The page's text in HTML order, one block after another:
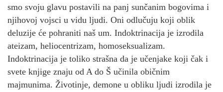
smo svoju glavu postavili na panj sunčanim bogovima i
njihovoj vojsci u vidu ljudi. Oni odlučuju koji oblik
deluzije će pohraniti naš um. Indoktrinacija je izrodila
ateizam, heliocentrizam, homoseksualizam.
Indoktrinacija je toliko strašna da je učenjake koji čak i
svete knjige znaju od A do Š učinila običnim
majmunima. Životinje, demone u obliku ljudi izrodila je